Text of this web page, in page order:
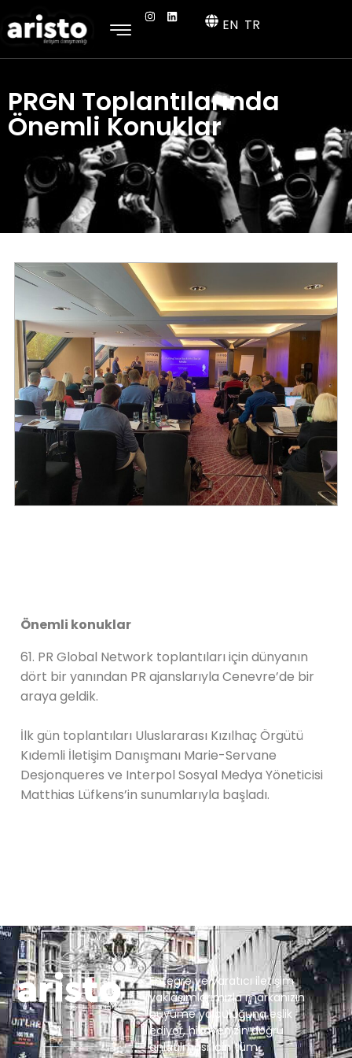
EN TR
PRGN Toplantılarında
Önemli Konuklar
Önemli konuklar
61. PR Global Network toplantıları için dünyanın
dört bir yanından PR ajanslarıyla Cenevre’de bir
araya geldik.
İlk gün toplantıları Uluslararası Kızılhaç Örgütü
Kıdemli İletişim Danışmanı Marie-Servane
Desjonqueres ve Interpol Sosyal Medya Yöneticisi
Matthias Lüfkens’in sunumlarıyla başladı.
Entegre ve yaratıcı iletişim
yaklaşımlarımızla markanızın
büyüme yolculuğuna eşlik
ediyor, hikayenizin doğru
anlatılması için tüm